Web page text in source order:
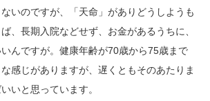
いのですが、「天命」がありどうしようも
、長期入院などせず、お金があるうちに、
んですが。健康年齢が70歳から75歳まで
感じがありますが、遅くともそのあたりま
いと思っています。